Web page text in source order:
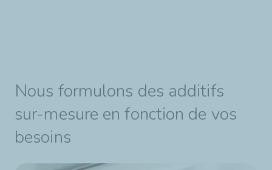
Nous formulons des additifs
sur-mesure en fonction de vos
besoins